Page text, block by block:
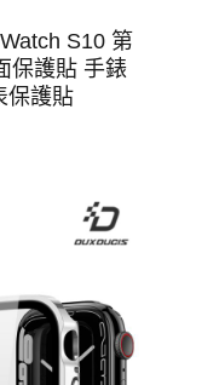
S10 第
保護貼 手錶
保護貼